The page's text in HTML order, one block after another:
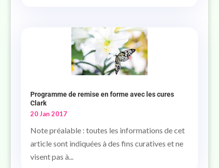
Programme de remise en forme avec les cures
Clark
20 Jan 2017
Note préalable : toutes les informations de cet
article sont indiquées à des fins curatives et ne
visent pas à...